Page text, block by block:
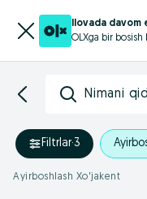
Ilovada davom
OLXga bir bosish
Nimani
Filtrlar·3
Ayirboshlash Xo'jakent